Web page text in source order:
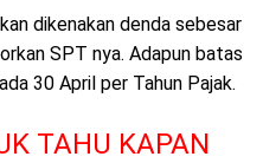
dikenakan denda sebesar
SPT nya. Adapun batas
30 April per Tahun Pajak.
TAHU KAPAN